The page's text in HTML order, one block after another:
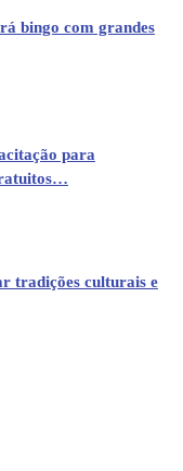
bingo com grandes
para
tradições culturais e